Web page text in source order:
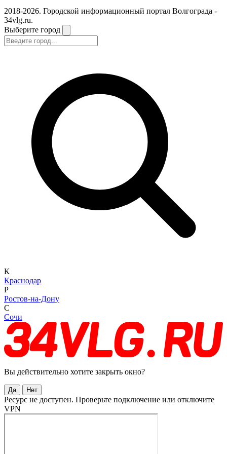
2018-2026. Городской информационный портал Волгограда -
34vlg.ru.
Выберите город
К
Краснодар
Р
Ростов-на-Дону
С
Сочи
Вы действительно хотите закрыть окно?
Да Нет
Ресурс не доступен. Проверьте подключение или отключите
VPN